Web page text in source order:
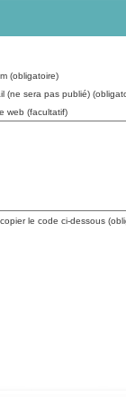
(obligatoire)
(ne sera pas publié)
web (facultatif)
le code ci-dessous